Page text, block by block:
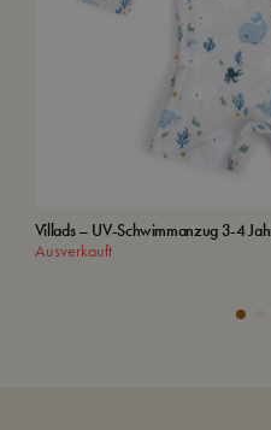
Villads – UV-Schwimmanzug 3-4
Ausverkauft